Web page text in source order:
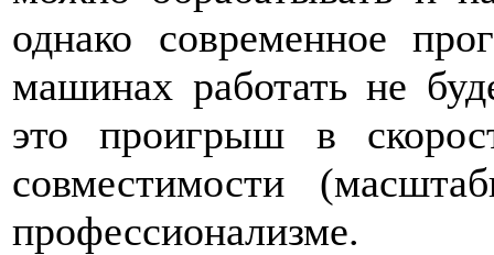
однако современное
машинах работать не
это проигрыш в
совместимости
профессионализме.